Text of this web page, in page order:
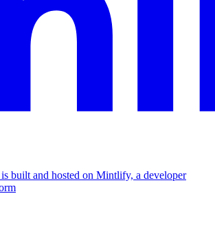
built and hosted on Mintlify, a developer